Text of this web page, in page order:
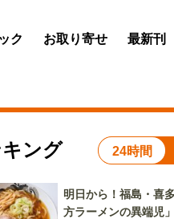
ク お取り寄せ 最新刊
ング 24時間
明日から！福島・喜
方ラーメンの異端児